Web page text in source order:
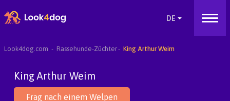
Look4dog.com Rassehunde-Züchter King Arthur Weim
King Arthur Weim
Frag nach einem Welpen